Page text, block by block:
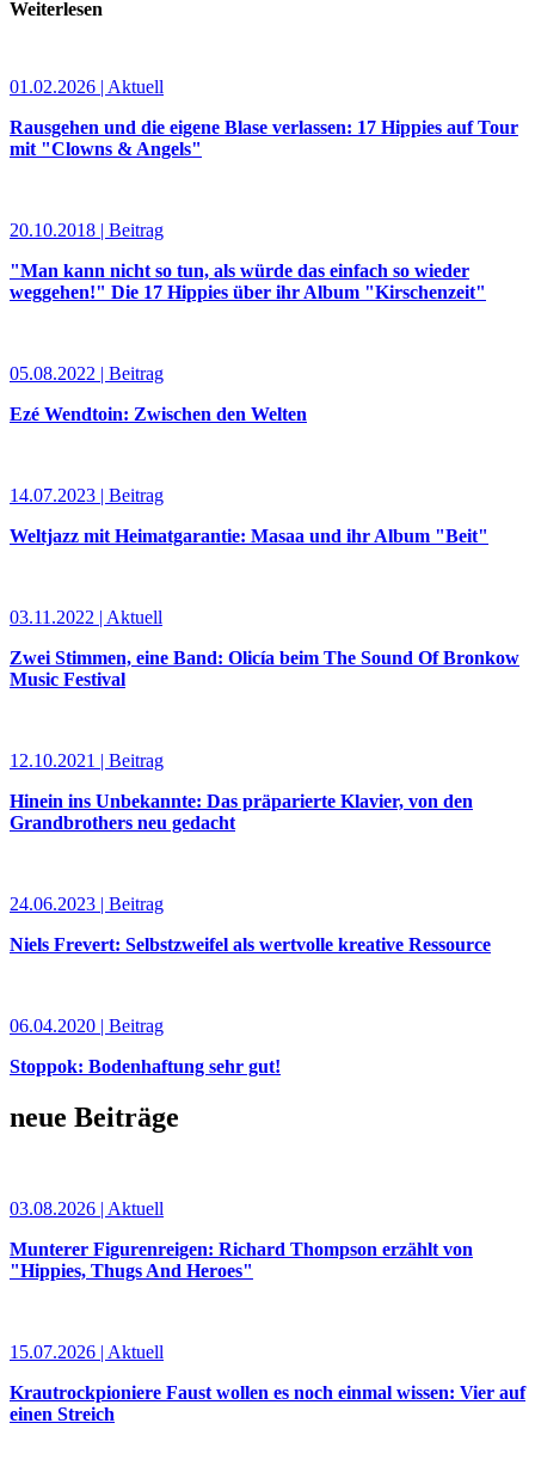
Weiterlesen
01.02.2026 | Aktuell
Rausgehen und die eigene Blase verlassen: 17 Hippies auf Tour
mit "Clowns & Angels"
20.10.2018 | Beitrag
"Man kann nicht so tun, als würde das einfach so wieder
weggehen!" Die 17 Hippies über ihr Album "Kirschenzeit"
05.08.2022 | Beitrag
Ezé Wendtoin: Zwischen den Welten
14.07.2023 | Beitrag
Weltjazz mit Heimatgarantie: Masaa und ihr Album "Beit"
03.11.2022 | Aktuell
Zwei Stimmen, eine Band: Olicía beim The Sound Of Bronkow
Music Festival
12.10.2021 | Beitrag
Hinein ins Unbekannte: Das präparierte Klavier, von den
Grandbrothers neu gedacht
24.06.2023 | Beitrag
Niels Frevert: Selbstzweifel als wertvolle kreative Ressource
06.04.2020 | Beitrag
Stoppok: Bodenhaftung sehr gut!
neue Beiträge
03.08.2026 | Aktuell
Munterer Figurenreigen: Richard Thompson erzählt von
"Hippies, Thugs And Heroes"
15.07.2026 | Aktuell
Krautrockpioniere Faust wollen es noch einmal wissen: Vier auf
einen Streich